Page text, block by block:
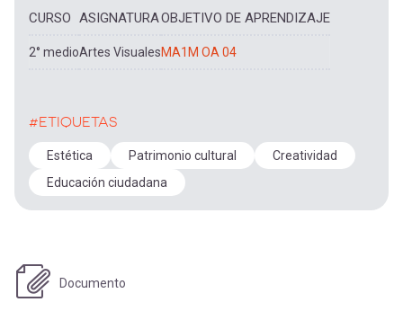
CURSO ASIGNATURAOBJETIVO DE APRENDIZAJE
2° medioArtes VisualesMA1M OA 04
#ETIQUETAS
Estética Patrimonio cultural
Creatividad
Educación ciudadana
Documento